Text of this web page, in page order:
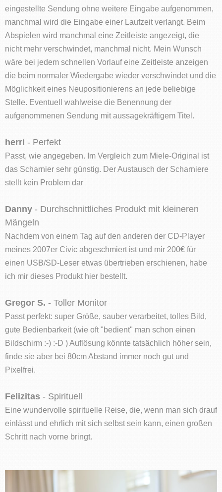
eingestellte Sendung ohne weitere Eingabe aufgenommen,
manchmal wird die Eingabe einer Laufzeit verlangt. Beim
Abspielen wird manchmal eine Zeitleiste angezeigt, die
nicht mehr verschwindet, manchmal nicht. Mein Wunsch
wäre bei jedem schnellen Vorlauf eine Zeitleiste anzeigen
die beim normaler Wiedergabe wieder verschwindet und die
Möglichkeit eines Neupositionierens an jede beliebige
Stelle. Eventuell wahlweise die Benennung der
aufgenommenen Sendung mit aussagekräftigem Titel.
herri - Perfekt
Passt, wie angegeben. Im Vergleich zum Miele-Original ist
das Scharnier sehr günstig. Der Austausch der Scharniere
stellt kein Problem dar
Danny - Durchschnittliches Produkt mit kleineren
Mängeln
Nachdem von einem Tag auf den anderen der CD-Player
meines 2007er Civic abgeschmiert ist und mir 200€ für
einen USB/SD-Leser etwas übertrieben erschienen, habe
ich mir dieses Produkt hier bestellt.
Gregor S. - Toller Monitor
Passt perfekt: super Größe, sauber verarbeitet, tolles Bild,
gute Bedienbarkeit (wie oft "bedient" man schon einen
Bildschirm :-) :-D ) Auflösung könnte tatsächlich höher sein,
finde sie aber bei 80cm Abstand immer noch gut und
Pixelfrei.
Felizitas - Spirituell
Eine wundervolle spirituelle Reise, die, wenn man sich drauf
einlässt und ehrlich mit sich selbst sein kann, einen großen
Schritt nach vorne bringt.